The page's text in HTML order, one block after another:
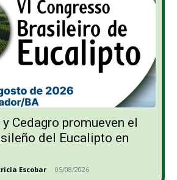
Cedagro promueven el
del Eucalipto en
Escobar - 05/08/2026